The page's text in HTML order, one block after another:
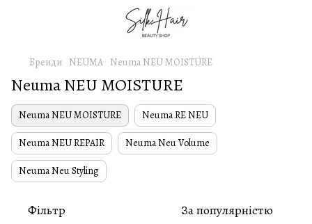
Бренди NEUMA Neuma NEU MOISTURE
Neuma NEU MOISTURE
Neuma NEU MOISTURE Neuma RE NEU
Neuma NEU REPAIR Neuma Neu Volume
Neuma Neu Styling
Фільтр За популярністю